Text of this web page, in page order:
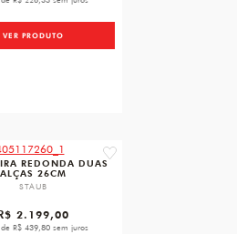
VER PRODUTO
favorite
REDONDA DUAS
ALÇAS 26CM
STAUB
2.199,00
R$ 439,80 sem juros